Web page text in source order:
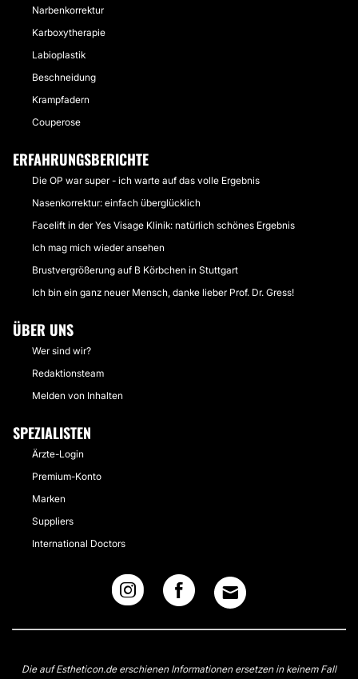
Narbenkorrektur
Karboxytherapie
Labioplastik
Beschneidung
Krampfadern
Couperose
ERFAHRUNGSBERICHTE
Die OP war super - ich warte auf das volle Ergebnis
Nasenkorrektur: einfach überglücklich
Facelift in der Yes Visage Klinik: natürlich schönes Ergebnis
Ich mag mich wieder ansehen
Brustvergrößerung auf B Körbchen in Stuttgart
Ich bin ein ganz neuer Mensch, danke lieber Prof. Dr. Gress!
ÜBER UNS
Wer sind wir?
Redaktionsteam
Melden von Inhalten
SPEZIALISTEN
Ärzte-Login
Premium-Konto
Marken
Suppliers
International Doctors
Die auf Estheticon.de erschienen Informationen ersetzen in keinem Fall